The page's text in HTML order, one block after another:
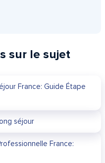
sur le sujet
France: Guide Étape
séjour
France: